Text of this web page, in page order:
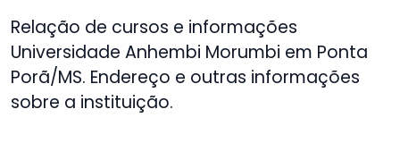
Relação de cursos e informações
Universidade Anhembi Morumbi em Ponta
Porã/MS. Endereço e outras informações
sobre a instituição.